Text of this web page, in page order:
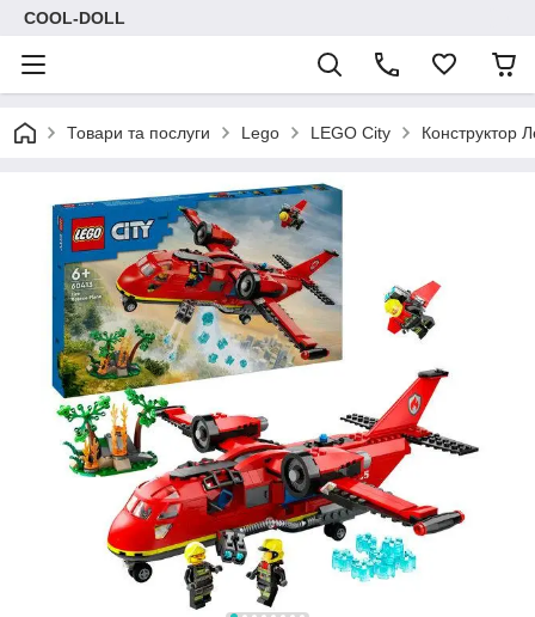
COOL-DOLL
Товари та послуги Lego LEGO City Конструктор